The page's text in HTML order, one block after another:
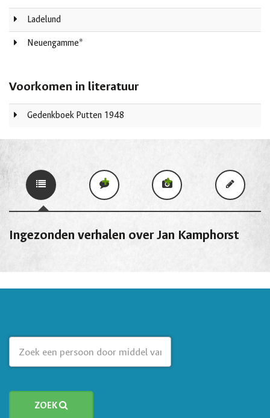
Ladelund
Neuengamme*
Voorkomen in literatuur
Gedenkboek Putten 1948
Ingezonden verhalen over Jan Kamphorst
ZOEK